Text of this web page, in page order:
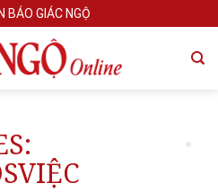
BÁO GIÁC NGỘ